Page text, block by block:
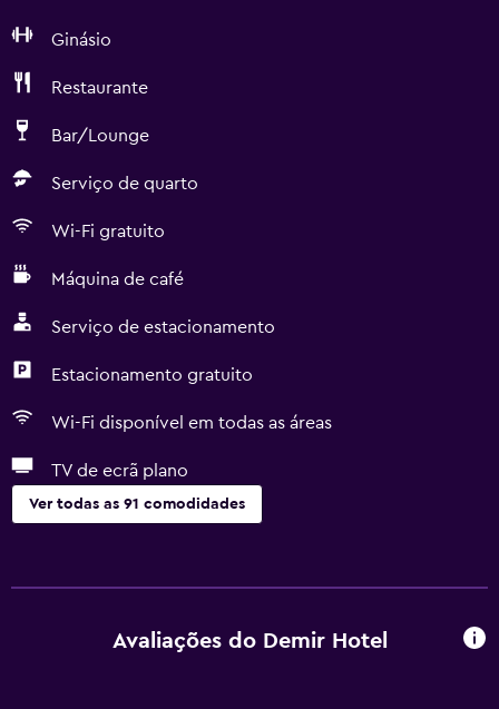
Ginásio
Restaurante
Bar/Lounge
Serviço de quarto
Wi-Fi gratuito
Máquina de café
Serviço de estacionamento
Estacionamento gratuito
Wi-Fi disponível em todas as áreas
TV de ecrã plano
Ver todas as 91 comodidades
Quartos familiares
Avaliações do Demir Hotel